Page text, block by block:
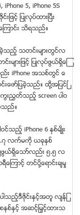
5, iPhone 5S
ျဖင့္ ျပဳလုပ္ထားၿပီး
ကာင္း သိရသည္။
သည့္ သတင္းမ်ားတြင္လ
ားျဖင့္ ျပဳလုပ္ဖြယ္ရွိေၾ
း iPhone အသစ္တြင္ ေ
ေဖာ္ျပခဲ့သည္။ ထို႔အျပင္ၿ
းၫႊတ္သည့္ screen ပါဝ
သည္။
သည့္ iPhone 6 ႏွစ္မ်ိဳး
.၇ လက္မကို ယခုႏွစ္
ြယ္ရွိေသာ္လည္း ၅.၅ လ
ကာင့္ တင္ပို႔ေရာင္းခ်မႈ
ပါသည့္ဒီဇိုင္းႏွင့္အတူ လ်န္ျ
စ္ႏွင့္ အဆင့္ျမႇင့္ထားသ